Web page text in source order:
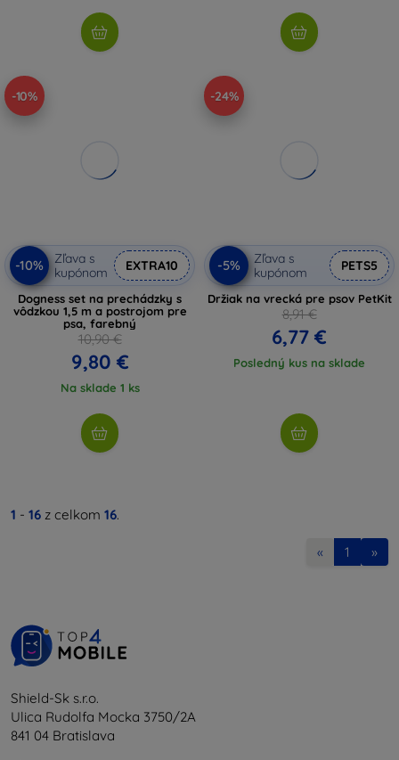
-10%
-10%
Zľava s
kupónom
EXTRA10
Dogness set na prechádzky s
vôdzkou 1,5 m a postrojom pre
psa, farebný
10,90 €
9,80 €
Na sklade 1 ks
-24%
-5%
Zľava s
kupónom
PETS5
Držiak na vrecká pre psov PetKit
8,91 €
6,77 €
Posledný kus na sklade
1 - 16 z celkom 16.
« 1 »
Shield-Sk s.r.o.
Ulica Rudolfa Mocka 3750/2A
841 04 Bratislava